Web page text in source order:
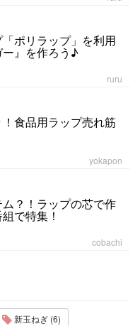
ポリラップ」を利用
ー』を作ろう♪
ruru
食品用ラップ売れ筋
yokapon
？！ラップの芯で作
で特集！
cobachi
新玉ねぎ (6)